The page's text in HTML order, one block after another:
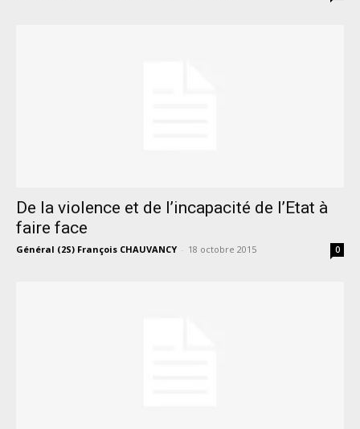
De la violence et de l’incapacité de l’Etat à
faire face
Général (2S) François CHAUVANCY - 18 octobre 2015 0